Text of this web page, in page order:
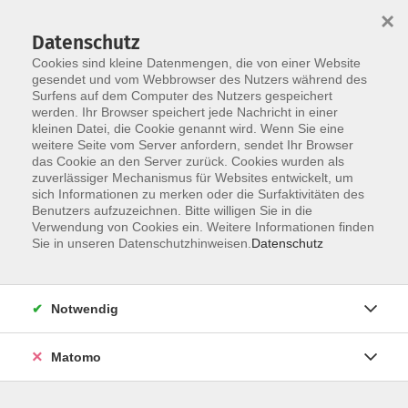
Skip to main content
You are here:
über uns unsere Kursleiter:innen
Brunner, Sandra
Emotionale Intelligenz (EQ)
Datenschutz
Cookies sind kleine Datenmengen, die von einer Website
gesendet und vom Webbrowser des Nutzers während des
Surfens auf dem Computer des Nutzers gespeichert
werden. Ihr Browser speichert jede Nachricht in einer
kleinen Datei, die Cookie genannt wird. Wenn Sie eine
weitere Seite vom Server anfordern, sendet Ihr Browser
das Cookie an den Server zurück. Cookies wurden als
zuverlässiger Mechanismus für Websites entwickelt, um
sich Informationen zu merken oder die Surfaktivitäten des
Benutzers aufzuzeichnen. Bitte willigen Sie in die
Verwendung von Cookies ein. Weitere Informationen finden
Sie in unseren Datenschutzhinweisen. Datenschutz
×
Notwendig
Matomo